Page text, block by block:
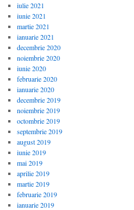
iulie 2021
iunie 2021
martie 2021
ianuarie 2021
decembrie 2020
noiembrie 2020
iunie 2020
februarie 2020
ianuarie 2020
decembrie 2019
noiembrie 2019
octombrie 2019
septembrie 2019
august 2019
iunie 2019
mai 2019
aprilie 2019
martie 2019
februarie 2019
ianuarie 2019